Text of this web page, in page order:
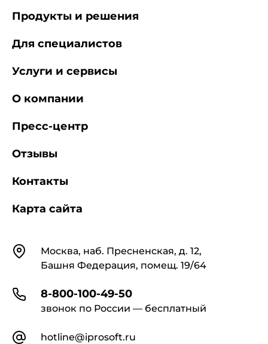
КонтактыМосква, наб. Пресненская, д. 12,
Башня Федерация, помещ. 19/64
8-800-100-49-50
звонок по России — бесплатный
hotline@iprosoft.ru
Продукты и решения
Для специалистов
Услуги и сервисы
О компании
Пресс-центр
Отзывы
Контакты
Карта сайта